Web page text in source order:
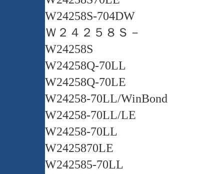
W24258S-704DW
Ｗ２４２５８Ｓ－
W24258S
W24258Q-70LL
W24258Q-70LE
W24258-70LL/WinBond
W24258-70LL/LE
W24258-70LL
W2425870LE
W242585-70LL